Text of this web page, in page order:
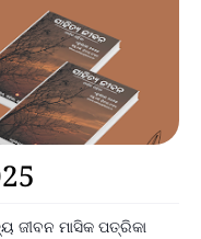
ଜୀବନ ମାସିକ ପତ୍ରିକା